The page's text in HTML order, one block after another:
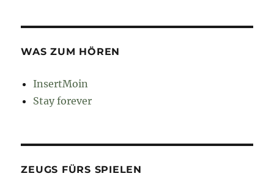
WAS ZUM HÖREN
InsertMoin
Stay forever
ZEUGS FÜRS SPIELEN